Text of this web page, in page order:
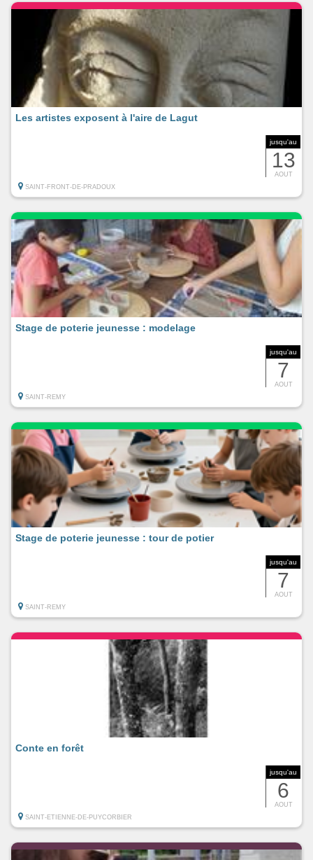
jusqu'au
13
AOUT
Les artistes exposent à l'aire de Lagut
SAINT-FRONT-DE-PRADOUX
jusqu'au
7
AOUT
Stage de poterie jeunesse : modelage
SAINT-REMY
jusqu'au
7
AOUT
Stage de poterie jeunesse : tour de potier
SAINT-REMY
jusqu'au
6
AOUT
Conte en forêt
SAINT-ETIENNE-DE-PUYCORBIER